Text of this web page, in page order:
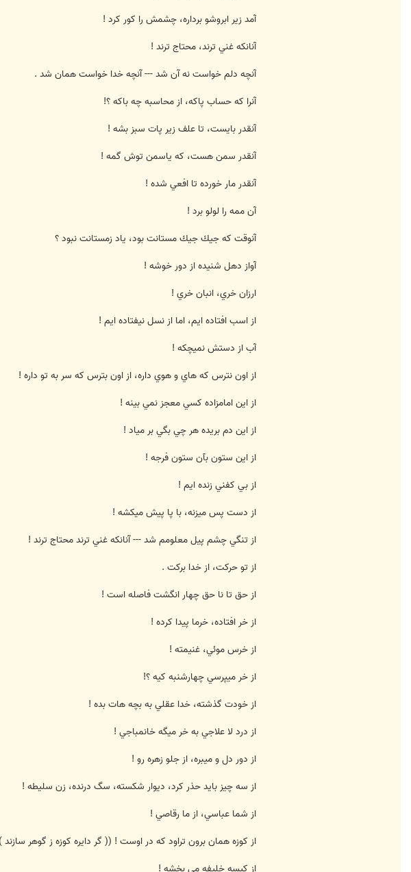
آمد زير ابروشو برداره، چشمش را كور كرد !
آنانكه غني ترند، محتاج ترند !
آنچه دلم خواست نه آن شد --- آنچه خدا خواست همان شد .
آنرا كه حساب پاكه، از محاسبه چه باكه ؟!
آنقدر بايست، تا علف زير پات سبز بشه !
آنقدر سمن هست، كه ياسمن توش گمه !
آنقدر مار خورده تا افعي شده !
آن ممه را لولو برد !
آنوقت كه جيك جيك مستانت بود، ياد زمستانت نبود ؟
آواز دهل شنيده از دور خوشه !
ارزان خري، انبان خري !
از اسب افتاده ايم، اما از نسل نيفتاده ايم !
آب از دستش نميچكه !
از اون نترس كه هاي و هوي داره، از اون بترس كه سر به تو داره !
از اين امامزاده كسي معجز نمي بينه !
از اين دم بريده هر چي بگي بر مياد !
از اين ستون بآن ستون فرجه !
از بي كفني زنده ايم !
از دست پس ميزنه، با پا پيش ميكشه !
از تنگي چشم پيل معلومم شد --- آنانكه غني ترند محتاج ترند !
از تو حركت، از خدا بركت .
از حق تا نا حق چهار انگشت فاصله است !
از خر افتاده، خرما پيدا كرده !
از خرس موئي، غنيمته !
از خر ميپرسي چهارشنبه كيه ؟!
از خودت گذشته، خدا عقلي به بچه هات بده !
از درد لا علاجي به خر ميگه خانمباجي !
از دور دل و ميبره، از جلو زهره رو !
از سه چيز بايد حذر كرد، ديوار شكسته، سگ درنده، زن سليطه !
از شما عباسي، از ما رقاصي !
از كوزه همان برون تراود كه در اوست ! (( گر دايره كوزه ز گوهر سازند